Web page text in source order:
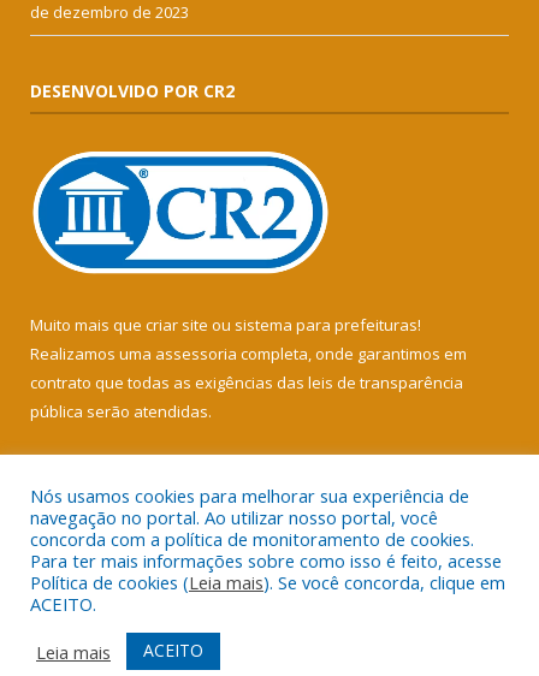
de dezembro de 2023
DESENVOLVIDO POR CR2
Muito mais que criar site ou sistema para prefeituras!
Realizamos uma assessoria completa, onde garantimos em
contrato que todas as exigências das leis de transparência
pública serão atendidas.
Todos os direitos reservados a Câmara Municipal de Soure.
Mapa do Site
Acessar Área Administrativa
Acessar Webmail
Nós usamos cookies para melhorar sua experiência de
navegação no portal. Ao utilizar nosso portal, você
concorda com a política de monitoramento de cookies.
Para ter mais informações sobre como isso é feito, acesse
Política de cookies (Leia mais). Se você concorda, clique em
ACEITO.
Leia mais
ACEITO